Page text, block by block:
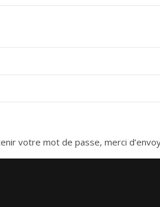
votre mot de passe, merci